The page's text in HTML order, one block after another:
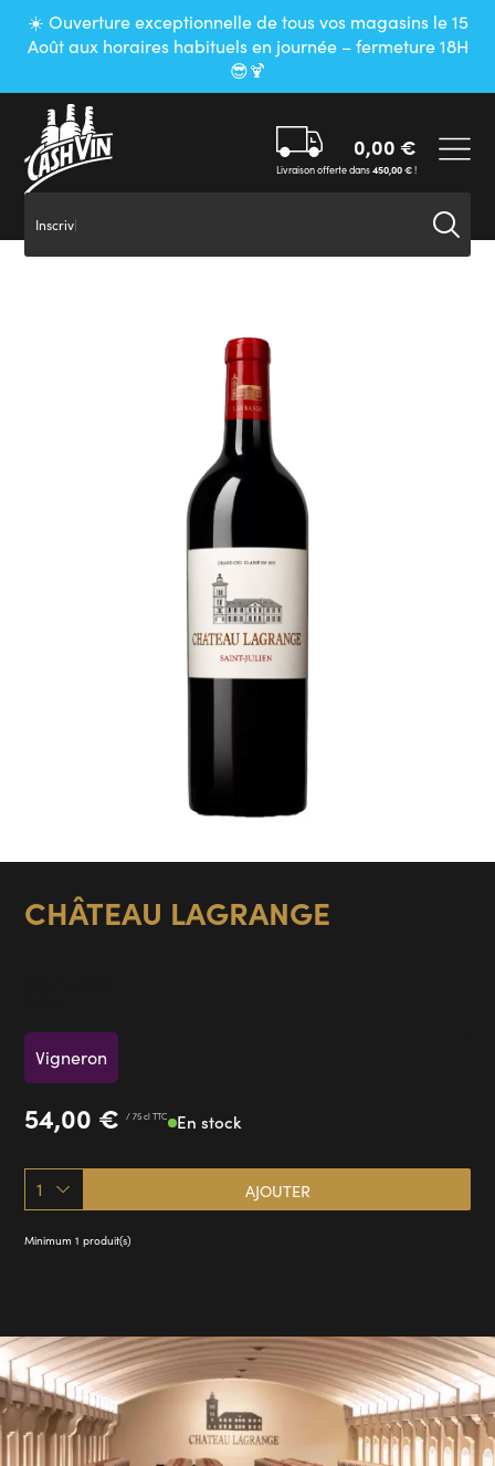
☀️ Ouverture exceptionnelle de tous vos magasins le 15
Août aux horaires habituels en journée – fermeture 18H
😎🍹
Inscrivez
0,00 €
Livraison offerte dans450,00€!
CHÂTEAU LAGRANGE
54,00 € / 75 cl TTC En stock
1 AJOUTER
Minimum 1 produit(s)
Vigneron
Panneau de gestion des cookies